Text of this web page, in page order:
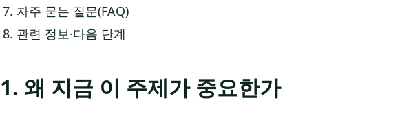
자주 묻는 질문(FAQ)
관련 정보·다음 단계
1. 왜 지금 이 주제가 중요한가